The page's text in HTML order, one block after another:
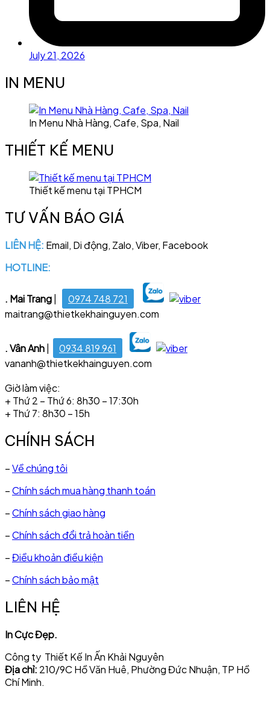
July 21, 2026
IN MENU
In Menu Nhà Hàng, Cafe, Spa, Nail
THIẾT KẾ MENU
Thiết kế menu tại TPHCM
TƯ VẤN BÁO GIÁ
LIÊN HỆ: Email, Di động, Zalo, Viber, Facebook
HOTLINE:
. Mai Trang|
0974 748 721
maitrang@thietkekhainguyen.com
. Vân Anh
0934 819 961
vananh@thietkekhainguyen.com
Giờ làm việc:
+ Thứ 2 – Thứ 6: 8h30 – 17:30h
+ Thứ 7: 8h30 – 15h
CHÍNH SÁCH
–Về chúng tôi
–Chính sách mua hàng thanh toán
–Chính sách giao hàng
–Chính sách đổi trả hoàn tiền
–Điều khoản điều kiện
–Chính sách bảo mật
LIÊN HỆ
In Cực Đẹp.
Công ty Thiết Kế In Ấn Khải Nguyên
Địa chỉ: 210/9C Hồ Văn Huê, Phường Đức Nhuận, TP Hồ
Chí Minh.